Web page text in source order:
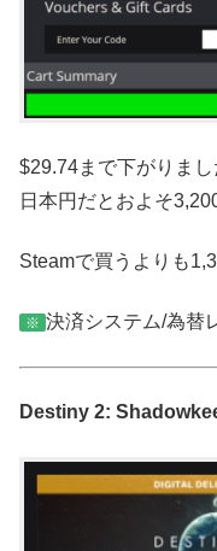
$29.74まで下がりまし
日本円だとおよそ
Steamで買うよりも
※ 決済システム/為替
Destiny 2: